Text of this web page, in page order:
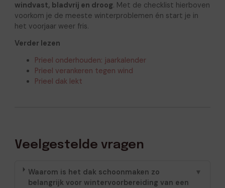
windvast, bladvrij en droog. Met de checklist hierboven
voorkom je de meeste winterproblemen én start je in
het voorjaar weer fris.
Verder lezen
Prieel onderhouden: jaarkalender
Prieel verankeren tegen wind
Prieel dak lekt
Veelgestelde vragen
Waarom is het dak schoonmaken zo
belangrijk voor wintervoorbereiding van een
▼